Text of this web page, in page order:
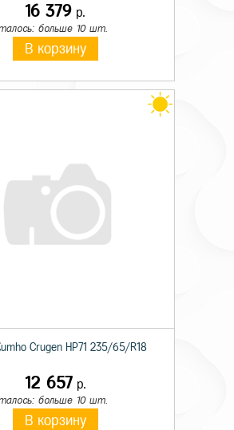
16 379 р.
больше 10 шт.
В корзину
Crugen HP71 235/65/R18
12 657 р.
больше 10 шт.
В корзину